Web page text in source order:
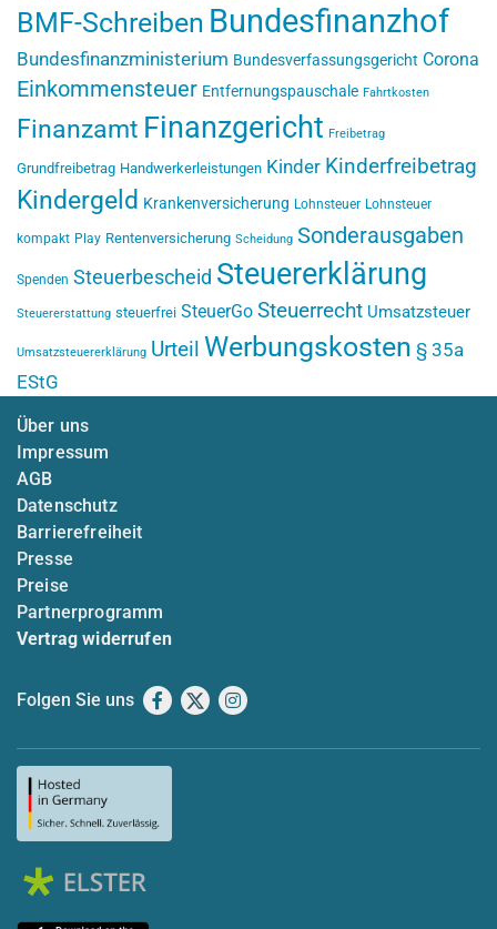
BMF-Schreiben Bundesfinanzhof
Bundesfinanzministerium Bundesverfassungsgericht Corona
Einkommensteuer Entfernungspauschale Fahrtkosten
Finanzamt Finanzgericht Freibetrag
Grundfreibetrag Handwerkerleistungen Kinder Kinderfreibetrag
Kindergeld Krankenversicherung Lohnsteuer Lohnsteuer
kompakt Play Rentenversicherung Scheidung Sonderausgaben
Spenden Steuerbescheid Steuererklärung
Steuererstattung steuerfrei SteuerGo Steuerrecht Umsatzsteuer
Umsatzsteuererklärung Urteil Werbungskosten § 35a
EStG
Über uns
Impressum
AGB
Datenschutz
Barrierefreiheit
Presse
Preise
Partnerprogramm
Vertrag widerrufen
Folgen Sie uns Facebook
X Instagram